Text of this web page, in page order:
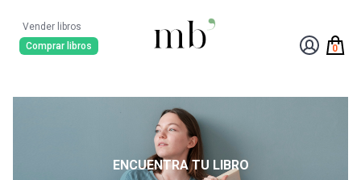
Vender libros
Comprar libros
0
ENCUENTRA TU LIBRO